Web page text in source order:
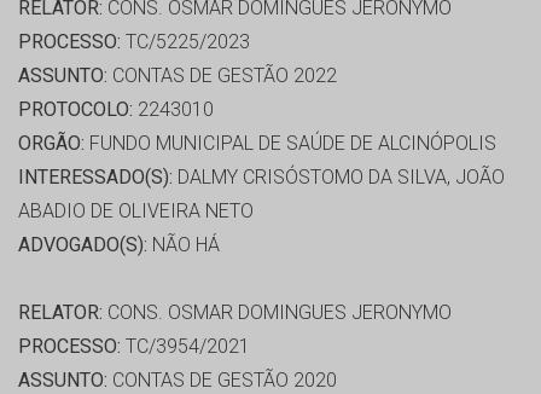
RELATOR: CONS. OSMAR DOMINGUES JERONYMO
PROCESSO: TC/5225/2023
ASSUNTO: CONTAS DE GESTÃO 2022
PROTOCOLO: 2243010
ORGÃO: FUNDO MUNICIPAL DE SAÚDE DE ALCINÓPOLIS
INTERESSADO(S): DALMY CRISÓSTOMO DA SILVA, JOÃO
ABADIO DE OLIVEIRA NETO
ADVOGADO(S): NÃO HÁ
RELATOR: CONS. OSMAR DOMINGUES JERONYMO
PROCESSO: TC/3954/2021
ASSUNTO: CONTAS DE GESTÃO 2020